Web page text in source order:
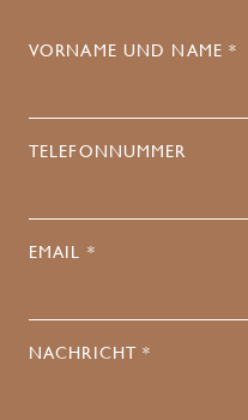
VORNAME UND NAME *
TELEFONNUMMER
EMAIL *
NACHRICHT *